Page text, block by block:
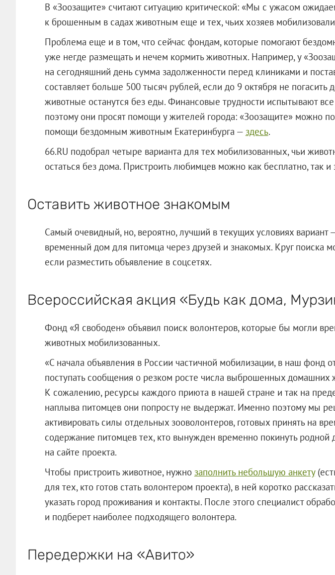
В «Зоозащите» считают ситуацию критической: «Мы с ужасом
к брошенным в садах животным еще и тех, чьих хозяев
Проблема еще и в том, что сейчас фондам, которые помогают
уже негде размещать и нечем кормить животных. Например, у
на сегодняшний день сумма задолженности перед клиниками и
составляет больше 500 тысяч рублей, если до 9 октября не погасить
животные останутся без еды. Финансовые трудности испытывают
поэтому они просят помощи у жителей города: «Зоозащите» можно
помощи бездомным животным Екатеринбурга — здесь.
66.RU подобрал четыре варианта для тех мобилизованных, чьи
остаться без дома. Пристроить любимцев можно как бесплатно, так и
Оставить животное знакомым
Самый очевидный, но, вероятно, лучший в текущих условиях вариант
временный дом для питомца через друзей и знакомых. Круг поиска
если разместить объявление в соцсетях.
Всероссийская акция «Будь как дома,
Фонд «Я свободен» объявил поиск волонтеров, которые бы могли
животных мобилизованных.
«С начала объявления в России частичной мобилизации, в наш фонд
поступать сообщения о резком росте числа выброшенных домашних
К сожалению, ресурсы каждого приюта в нашей стране и так на
наплыва питомцев они попросту не выдержат. Именно поэтому мы
активировать силы отдельных зооволонтеров, готовых принять на
содержание питомцев тех, кто вынужден временно покинуть
на сайте проекта.
Чтобы пристроить животное, нужно заполнить небольшую анкету
для тех, кто готов стать волонтером проекта), в ней коротко
указать город проживания и контакты. После этого специалист
и подберет наиболее подходящего волонтера.
Передержки на «Авито»